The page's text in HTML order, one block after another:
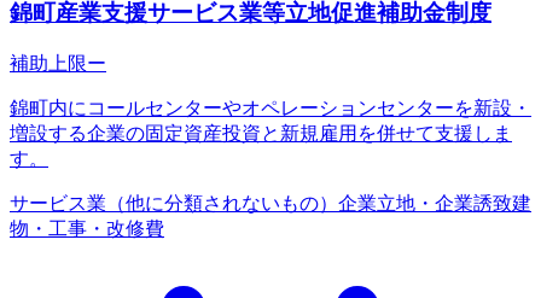
錦町産業支援サービス業等立地促進補助金制度
補助上限ー
錦町内にコールセンターやオペレーションセンターを新設・
増設する企業の固定資産投資と新規雇用を併せて支援しま
す。
サービス業（他に分類されないもの） 企業立地・企業誘致建
物・工事・改修費